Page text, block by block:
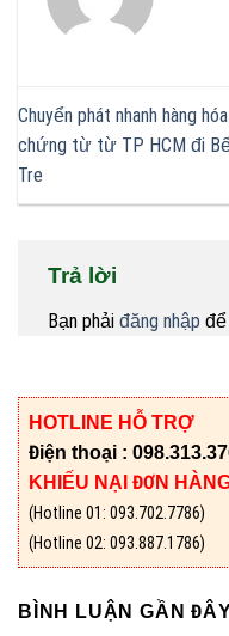
Chuyển phát nhanh hàng hóa
chứng từ từ TP HCM đi
Tre
Trả lời
Bạn phải đăng nhập để
HOTLINE HỖ TRỢ
Điện thoại :
KHIẾU NẠI ĐƠN
(Hotline 01: 093.702.7786)
(Hotline 02: 093.887.1786)
BÌNH LUẬN GẦN